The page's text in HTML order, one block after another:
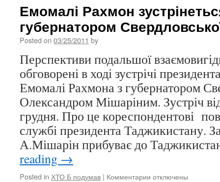
збирають
засоби
для
дівчини-
таксистки
Емомалі Рахмон
губернатором
Posted on 03/25/2011 by
Перспективи подальшої
обговорені в ході зустрічі
Емомалі Рахмона з губернатором
Олександром Мішаріним. Зустріч
грудня. Про це кореспондентові
службі президента Таджикистану.
А.Мішарін прибуває до
reading →
Posted in ХТО Б подумав | Комментарии котключены